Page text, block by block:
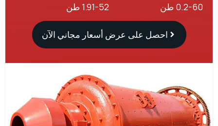
احصل على عرض أسعار مجاني الآن